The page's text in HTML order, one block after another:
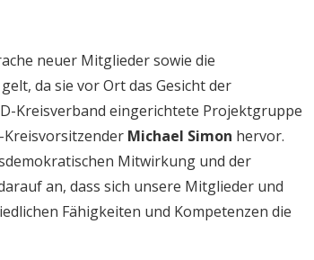
neuer Mitglieder sowie die
da sie vor Ort das Gesicht der
Kreisverband eingerichtete Projektgruppe
Kreisvorsitzender Michael Simon hervor.
Mitwirkung und der
an, dass sich unsere Mitglieder und
Fähigkeiten und Kompetenzen die